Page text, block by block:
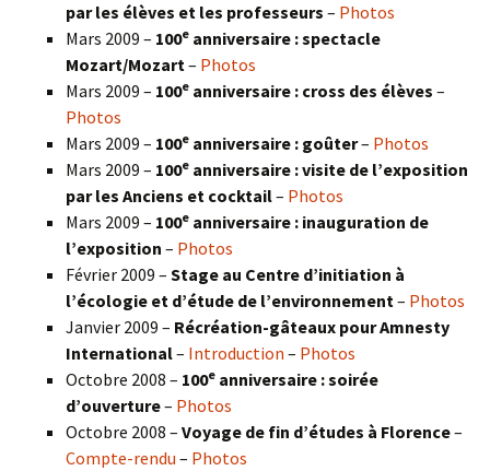
par les élèves et les professeurs – Photos
Mars 2009 – 100e anniversaire : spectacle
Mozart/Mozart– Photos
Mars 2009 – 100e anniversaire : cross des élèves –
Photos
Mars 2009 – 100e anniversaire : goûter– Photos
Mars 2009 – 100e anniversaire : visite de l’exposition
par les Anciens et cocktail– Photos
Mars 2009 – 100e anniversaire : inauguration de
l’exposition – Photos
Février 2009 – Stage au Centre d’initiation à
l’écologie et d’étude de l’environnement– Photos
Janvier 2009 – Récréation-gâteaux pour Amnesty
International– Introduction – Photos
Octobre 2008 – 100e anniversaire : soirée
d’ouverture– Photos
Octobre 2008 – Voyage de fin d’études à Florence–
Compte-rendu – Photos